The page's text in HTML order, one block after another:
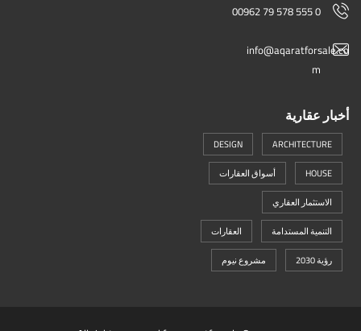
00962 79 578 555 0
info@aqaratforsale.co
m
أخبار عقارية
ARCHITECTURE
DESIGN
HOUSE
أسواق العقارات
الاستثمار العقاري
التنمية المستدامة
العقارات
رؤية 2030
مشروع نيوم